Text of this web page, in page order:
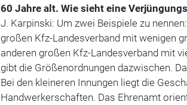
60 Jahre alt. Wie sieht eine
J. Karpinski: Um zwei Beispiele zu
großen Kfz-Landesverband mit wenigen
anderen großen Kfz-Landesverband mit
gibt die Größenordnungen dazwischen.
Bei den kleineren Innungen liegt die
Handwerkerschaften. Das Ehrenamt